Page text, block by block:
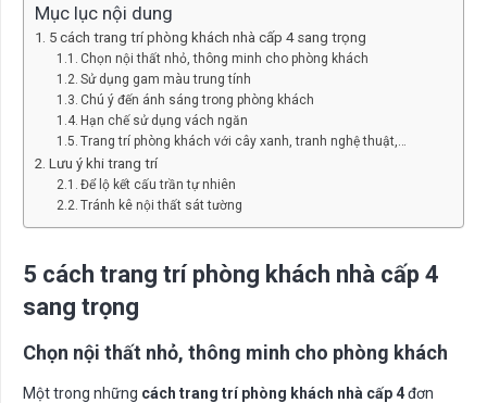
Mục lục nội dung
5 cách trang trí phòng khách nhà cấp 4 sang trọng
Chọn nội thất nhỏ, thông minh cho phòng khách
Sử dụng gam màu trung tính
Chú ý đến ánh sáng trong phòng khách
Hạn chế sử dụng vách ngăn
Trang trí phòng khách với cây xanh, tranh nghệ thuật,…
Lưu ý khi trang trí
Để lộ kết cấu trần tự nhiên
Tránh kê nội thất sát tường
5 cách trang trí phòng khách nhà cấp 4
sang trọng
Chọn nội thất nhỏ, thông minh cho phòng khách
Một trong những cách trang trí phòng khách nhà cấp 4đơn